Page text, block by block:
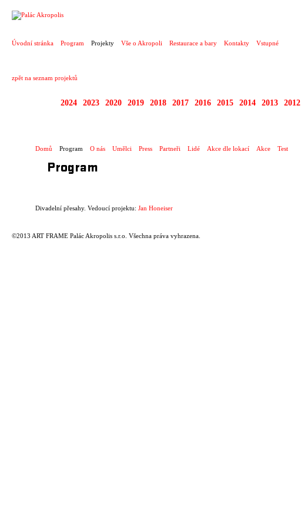
Úvodní stránka Program Projekty Vše o Akropoli Restaurace a bary Kontakty Vstupné
zpět na seznam projektů
2024 2023 2020 2019 2018 2017 2016 2015 2014 2013 2012
Domů Program O nás Umělci Press Partneři Lidé Akce dle lokací Akce Test
Program
Divadelní přesahy. Vedoucí projektu: Jan Honeiser
©2013 ART FRAME Palác Akropolis s.r.o. Všechna práva vyhrazena.